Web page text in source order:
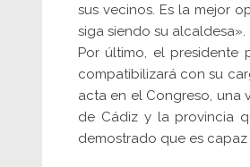
sus vecinos. Es la mejor
siga siendo su alcaldesa».
Por último, el presidente
compatibilizará con su
acta en el Congreso, una
de Cádiz y la provincia
demostrado que es